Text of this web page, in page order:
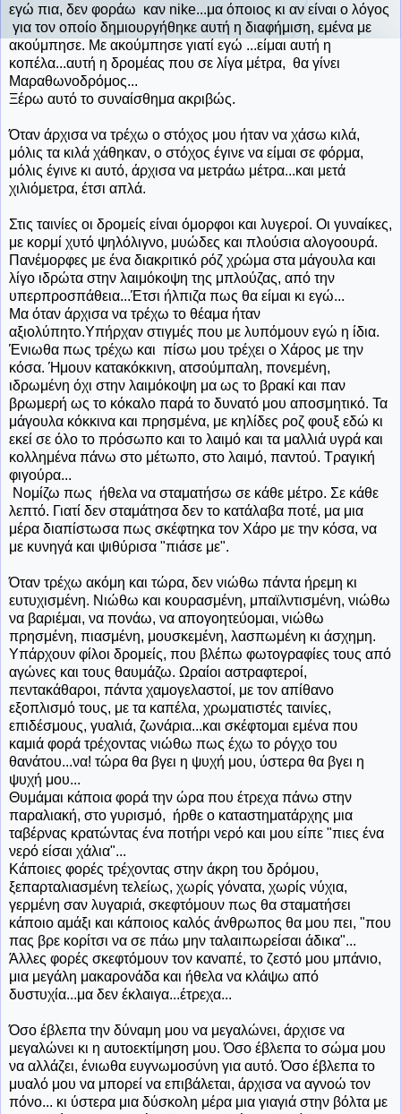
εγώ πια, δεν φοράω καν nike...μα όποιος κι αν είναι ο λόγος
για τον οποίο δημιουργήθηκε αυτή η διαφήμιση, εμένα με
ακούμπησε. Με ακούμπησε γιατί εγώ ...είμαι αυτή η
κοπέλα...αυτή η δρομέας που σε λίγα μέτρα, θα γίνει
Μαραθωνοδρόμος...
Ξέρω αυτό το συναίσθημα ακριβώς.
Όταν άρχισα να τρέχω ο στόχος μου ήταν να χάσω κιλά,
μόλις τα κιλά χάθηκαν, ο στόχος έγινε να είμαι σε φόρμα,
μόλις έγινε κι αυτό, άρχισα να μετράω μέτρα...και μετά
χιλιόμετρα, έτσι απλά.
Στις ταινίες οι δρομείς είναι όμορφοι και λυγεροί. Οι γυναίκες,
με κορμί χυτό ψηλόλιγνο, μυώδες και πλούσια αλογοουρά.
Πανέμορφες με ένα διακριτικό ρόζ χρώμα στα μάγουλα και
λίγο ιδρώτα στην λαιμόκοψη της μπλούζας, από την
υπερπροσπάθεια...Έτσι ήλπιζα πως θα είμαι κι εγώ...
Μα όταν άρχισα να τρέχω το θέαμα ήταν
αξιολύπητο.Υπήρχαν στιγμές που με λυπόμουν εγώ η ίδια.
Ένιωθα πως τρέχω και πίσω μου τρέχει ο Χάρος με την
κόσα. Ήμουν κατακόκκινη, ατσούμπαλη, πονεμένη,
ιδρωμένη όχι στην λαιμόκοψη μα ως το βρακί και παν
βρωμερή ως το κόκαλο παρά το δυνατό μου αποσμητικό. Τα
μάγουλα κόκκινα και πρησμένα, με κηλίδες ροζ φουξ εδώ κι
εκεί σε όλο το πρόσωπο και το λαιμό και τα μαλλιά υγρά και
κολλημένα πάνω στο μέτωπο, στο λαιμό, παντού. Τραγική
φιγούρα...
Νομίζω πως ήθελα να σταματήσω σε κάθε μέτρο. Σε κάθε
λεπτό. Γιατί δεν σταμάτησα δεν το κατάλαβα ποτέ, μα μια
μέρα διαπίστωσα πως σκέφτηκα τον Χάρο με την κόσα, να
με κυνηγά και ψιθύρισα "πιάσε με".
Όταν τρέχω ακόμη και τώρα, δεν νιώθω πάντα ήρεμη κι
ευτυχισμένη. Νιώθω και κουρασμένη, μπαϊλντισμένη, νιώθω
να βαριέμαι, να πονάω, να απογοητεύομαι, νιώθω
πρησμένη, πιασμένη, μουσκεμένη, λασπωμένη κι άσχημη.
Υπάρχουν φίλοι δρομείς, που βλέπω φωτογραφίες τους από
αγώνες και τους θαυμάζω. Ωραίοι αστραφτεροί,
πεντακάθαροι, πάντα χαμογελαστοί, με τον απίθανο
εξοπλισμό τους, με τα καπέλα, χρωματιστές ταινίες,
επιδέσμους, γυαλιά, ζωνάρια...και σκέφτομαι εμένα που
καμιά φορά τρέχοντας νιώθω πως έχω το ρόγχο του
θανάτου...να! τώρα θα βγει η ψυχή μου, ύστερα θα βγει η
ψυχή μου...
Θυμάμαι κάποια φορά την ώρα που έτρεχα πάνω στην
παραλιακή, στο γυρισμό, ήρθε ο καταστηματάρχης μια
ταβέρνας κρατώντας ένα ποτήρι νερό και μου είπε "πιες ένα
νερό είσαι χάλια"...
Κάποιες φορές τρέχοντας στην άκρη του δρόμου,
ξεπαρταλιασμένη τελείως, χωρίς γόνατα, χωρίς νύχια,
γερμένη σαν λυγαριά, σκεφτόμουν πως θα σταματήσει
κάποιο αμάξι και κάποιος καλός άνθρωπος θα μου πει, "που
πας βρε κορίτσι να σε πάω μην ταλαιπωρείσαι άδικα"...
Άλλες φορές σκεφτόμουν τον καναπέ, το ζεστό μου μπάνιο,
μια μεγάλη μακαρονάδα και ήθελα να κλάψω από
δυστυχία...μα δεν έκλαιγα...έτρεχα...
Όσο έβλεπα την δύναμη μου να μεγαλώνει, άρχισε να
μεγαλώνει κι η αυτοεκτίμηση μου. Όσο έβλεπα το σώμα μου
να αλλάζει, ένιωθα ευγνωμοσύνη για αυτό. Όσο έβλεπα το
μυαλό μου να μπορεί να επιβάλεται, άρχισα να αγνοώ τον
πόνο... κι ύστερα μια δύσκολη μέρα μια γιαγιά στην βόλτα με